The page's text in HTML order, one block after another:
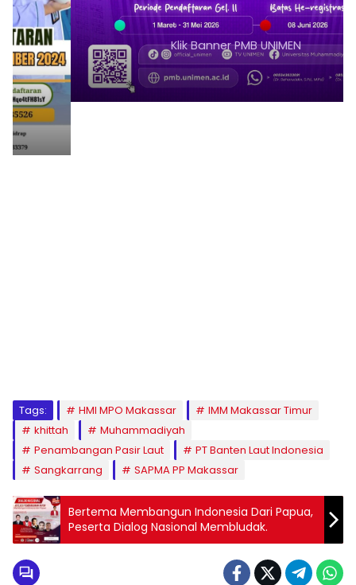
Klik Banner PMB UNIMEN
Tags: HMI MPO Makassar
IMM Makassar Timur
khittah
Muhammadiyah
Penambangan Pasir Laut
PT Banten Laut Indonesia
Sangkarrang
SAPMA PP Makassar
Bertema Membangun Indonesia Dari Papua,
Peserta Dialog Nasional Membludak.